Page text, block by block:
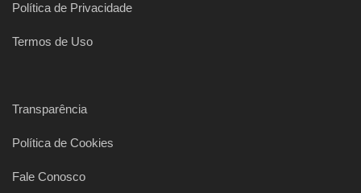
Política de Privacidade
Termos de Uso
Transparência
Política de Cookies
Fale Conosco